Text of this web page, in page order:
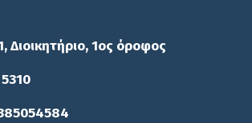
Διοικητήριο, 1ος όροφος